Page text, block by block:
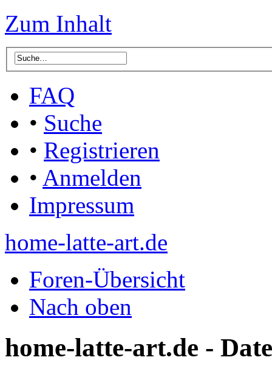
Zum Inhalt
FAQ
• Suche
• Registrieren
• Anmelden
Impressum
home-latte-art.de
Foren-Übersicht
Nach oben
home-latte-art.de -